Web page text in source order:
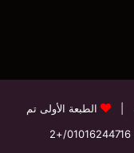
الطبعة الأولى تم
01016244716/+2